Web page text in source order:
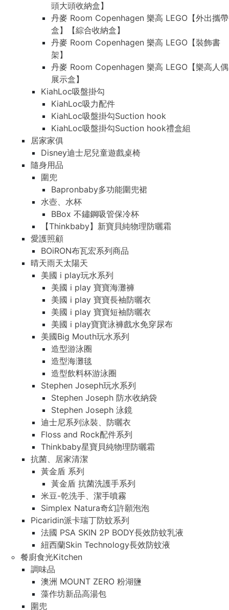
頭大頭收納盒】
丹麥 Room Copenhagen 樂高 LEGO【外出攜帶
盒】【綜合收納盒】
丹麥 Room Copenhagen 樂高 LEGO【裝飾書
架】
丹麥 Room Copenhagen 樂高 LEGO【樂高人偶
展示盒】
KiahLoc吸盤掛勾
KiahLoc吸力配件
KiahLoc吸盤掛勾Suction hook
KiahLoc吸盤掛勾Suction hook禮盒組
居家家俱
Disney迪士尼兒童遊戲桌椅
隨身用品
圍兜
Bapronbaby多功能圍兜裙
水壺、水杯
BBox 不鏽鋼吸管保冷杯
【Thinkbaby】新寶貝純物理防曬霜
愛護照顧
BOiRON布瓦宏系列商品
晴天雨天太陽天
美國 i play玩水系列
美國 i play 寶寶海灘褲
美國 i play 寶寶長袖防曬衣
美國 i play 寶寶短袖防曬衣
美國 i play寶寶泳褲戲水免穿尿布
美國Big Mouth玩水系列
造型游泳圈
造型海灘毯
造型飲料杯游泳圈
Stephen Joseph玩水系列
Stephen Joseph 防水收納袋
Stephen Joseph 泳鏡
迪士尼系列泳裝、防曬衣
Floss and Rock配件系列
Thinkbaby星寶貝純物理防曬霜
抗菌、居家清潔
黃金盾 系列
黃金盾 抗菌洗護手系列
米豆-乾洗手、潔手噴霧
Simplex Natura奇幻許願泡泡
Picaridin派卡瑞丁防蚊系列
法國 PSA SKIN 2P BODY長效防蚊乳液
紐西蘭Skin Technology長效防蚊液
餐廚食光Kitchen
調味品
澳洲 MOUNT ZERO 粉湖鹽
藻作坊新品高湯包
圍兜